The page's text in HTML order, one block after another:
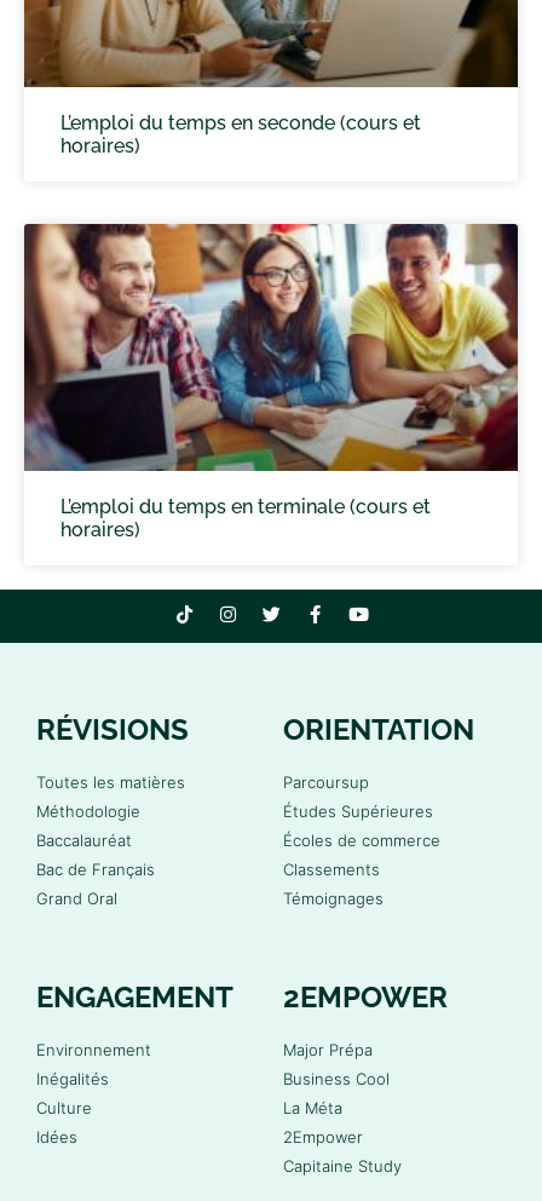
L’emploi du temps en seconde (cours et
horaires)
L’emploi du temps en terminale (cours et
horaires)
RÉVISIONS
Toutes les matières
Méthodologie
Baccalauréat
Bac de Français
Grand Oral
ORIENTATION
Parcoursup
Études Supérieures
Écoles de commerce
Classements
Témoignages
ENGAGEMENT
Environnement
Inégalités
Culture
Idées
2EMPOWER
Major Prépa
Business Cool
La Méta
2Empower
Capitaine Study